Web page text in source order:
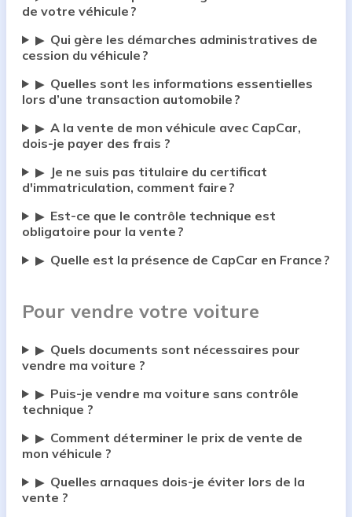
de votre véhicule ?
▶ Qui gère les démarches administratives de
cession du véhicule ?
▶ Quelles sont les informations essentielles
lors d’une transaction automobile ?
▶ A la vente de mon véhicule avec CapCar,
dois-je payer des frais ?
▶
Je ne suis pas titulaire du certificat
d'immatriculation, comment faire ?
▶ Est-ce que le contrôle technique est
obligatoire pour la vente ?
▶ Quelle est la présence de CapCar en France ?
Pour vendre votre voiture
▶ Quels documents sont nécessaires pour
vendre ma voiture ?
▶ Puis-je vendre ma voiture sans contrôle
technique ?
▶ Comment déterminer le prix de vente de
mon véhicule ?
▶ Quelles arnaques dois-je éviter lors de la
vente ?